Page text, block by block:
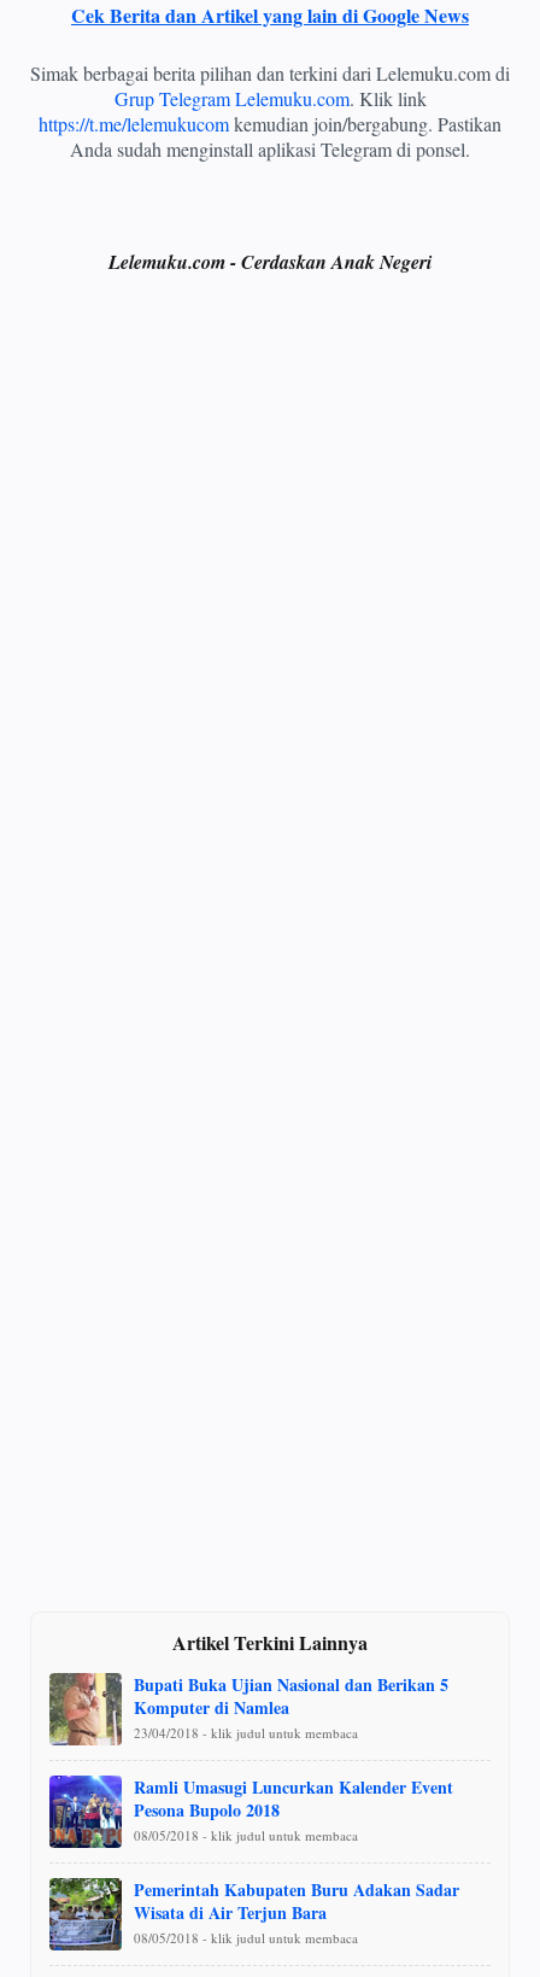
Cek Berita dan Artikel yang lain di Google News
Simak berbagai berita pilihan dan terkini dari Lelemuku.com di
Grup Telegram Lelemuku.com. Klik link
https://t.me/lelemukucomkemudian join/bergabung. Pastikan
Anda sudah menginstall aplikasi Telegram di ponsel.
Lelemuku.com - Cerdaskan Anak Negeri
Artikel Terkini Lainnya
Bupati Buka Ujian Nasional dan Berikan 5
Komputer di Namlea
23/04/2018 - klik judul untuk membaca
Ramli Umasugi Luncurkan Kalender Event
Pesona Bupolo 2018
08/05/2018 - klik judul untuk membaca
Pemerintah Kabupaten Buru Adakan Sadar
Wisata di Air Terjun Bara
08/05/2018 - klik judul untuk membaca